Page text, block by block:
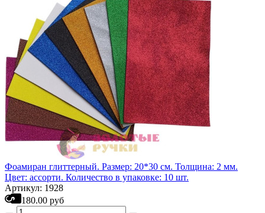
Фоамиран глиттерный. Размер: 20*30 см. Толщина: 2 мм.
Цвет: ассорти. Количество в упаковке: 10 шт.
Артикул: 1928
180.00 руб